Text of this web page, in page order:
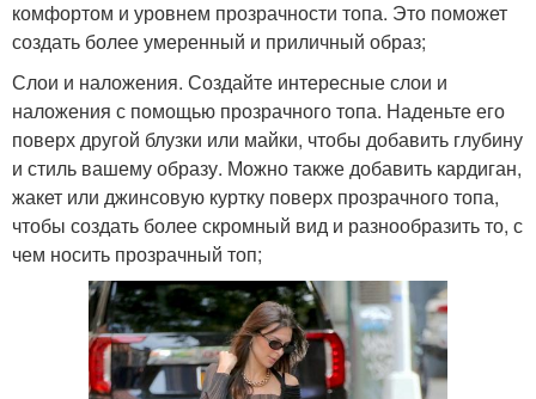
комфортом и уровнем прозрачности топа. Это поможет
создать более умеренный и приличный образ;
Слои и наложения. Создайте интересные слои и
наложения с помощью прозрачного топа. Наденьте его
поверх другой блузки или майки, чтобы добавить глубину
и стиль вашему образу. Можно также добавить кардиган,
жакет или джинсовую куртку поверх прозрачного топа,
чтобы создать более скромный вид и разнообразить то, с
чем носить прозрачный топ;